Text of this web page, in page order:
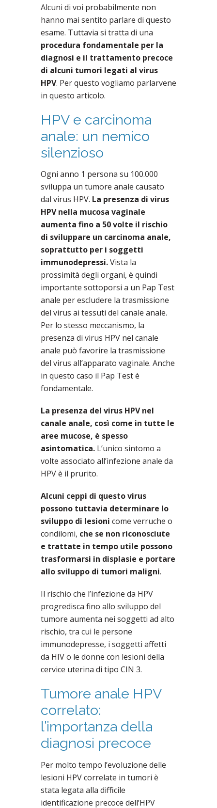
Alcuni di voi probabilmente non
hanno mai sentito parlare di questo
esame. Tuttavia si tratta di una
procedura fondamentale per la
diagnosi e il trattamento precoce
di alcuni tumori legati al virus
HPV. Per questo vogliamo parlarvene
in questo articolo.
HPV e carcinoma
anale: un nemico
silenzioso
Ogni anno 1 persona su 100.000
sviluppa un tumore anale causato
dal virus HPV. La presenza di virus
HPV nella mucosa vaginale
aumenta fino a 50 volte il rischio
di sviluppare un carcinoma anale,
soprattutto per i soggetti
immunodepressi.Vista la
prossimità degli organi, è quindi
importante sottoporsi a un Pap Test
anale per escludere la trasmissione
del virus ai tessuti del canale anale.
Per lo stesso meccanismo, la
presenza di virus HPV nel canale
anale può favorire la trasmissione
del virus all’apparato vaginale. Anche
in questo caso il Pap Test è
fondamentale.
La presenza del virus HPV nel
canale anale, così come in tutte le
aree mucose, è spesso
asintomatica. L’unico sintomo a
volte associato all’infezione anale da
HPV è il prurito.
Alcuni ceppi di questo virus
possono tuttavia determinare lo
sviluppo di lesioni come verruche o
condilomi, che se non riconosciute
e trattate in tempo utile possono
trasformarsi in displasie e portare
allo sviluppo di tumori maligni.
Il rischio che l’infezione da HPV
progredisca fino allo sviluppo del
tumore aumenta nei soggetti ad alto
rischio, tra cui le persone
immunodepresse, i soggetti affetti
da HIV o le donne con lesioni della
cervice uterina di tipo CIN 3.
Tumore anale HPV
correlato:
l’importanza della
diagnosi precoce
Per molto tempo l’evoluzione delle
lesioni HPV correlate in tumori è
stata legata alla difficile
identificazione precoce dell’HPV